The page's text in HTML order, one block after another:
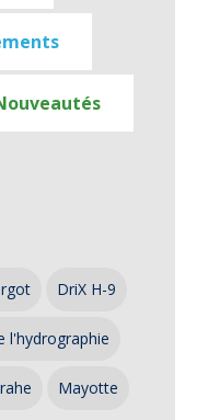
DriX H-9
l'hydrographie
Mayotte